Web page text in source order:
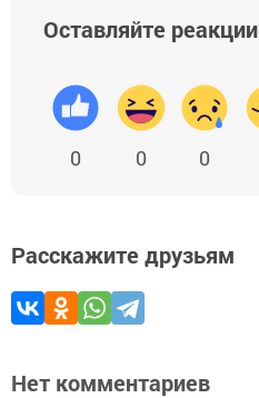
Оставляйте реакции
0 0 0
Расскажите друзьям
Нет комментариев